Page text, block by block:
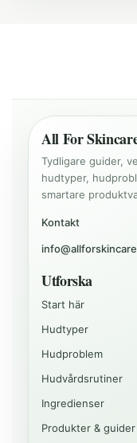
All For
Tydligare guider,
hudtyper,
smartare
Kontakt
Utforska
Start här
Hudtyper
Hudproblem
Hudvårdsrutiner
Ingredienser
Produkter & guider